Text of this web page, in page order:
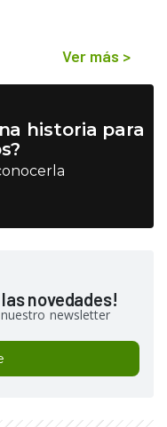
Ver más >
historia para
novedades!
newsletter